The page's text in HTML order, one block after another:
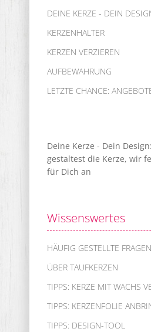
DEINE KERZE - DEIN
KERZENHALTER
KERZEN VERZIEREN
AUFBEWAHRUNG
LETZTE CHANCE:
Deine Kerze - Dein
gestaltest die Kerze, wir
für Dich an
Wissenswertes
HÄUFIG GESTELLTE
ÜBER TAUFKERZEN
TIPPS: KERZE MIT WACHS
TIPPS: KERZENFOLIE
TIPPS: DESIGN-TOOL